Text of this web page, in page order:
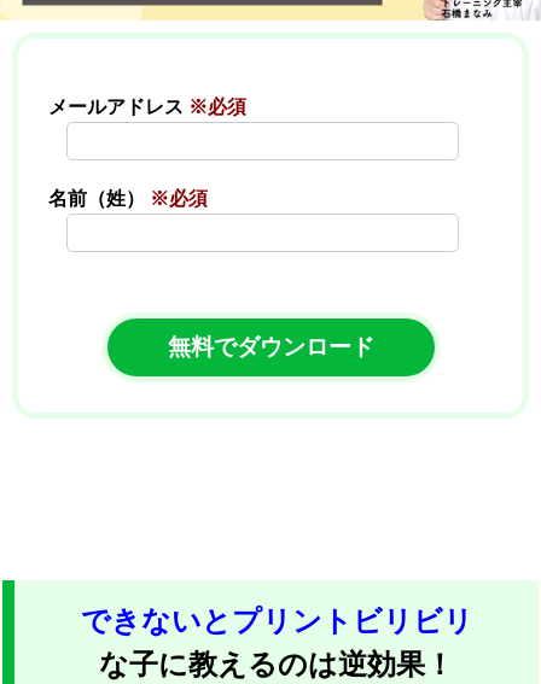
メールアドレス ※必須
名前（姓） ※必須
できないとプリントビリビリ
な子に教えるのは逆効果！